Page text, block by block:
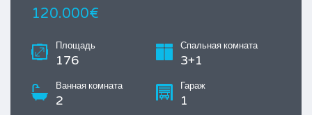
120.000€
Площадь
176
Спальная комната
3+1
Ванная комната
2
Гараж
1